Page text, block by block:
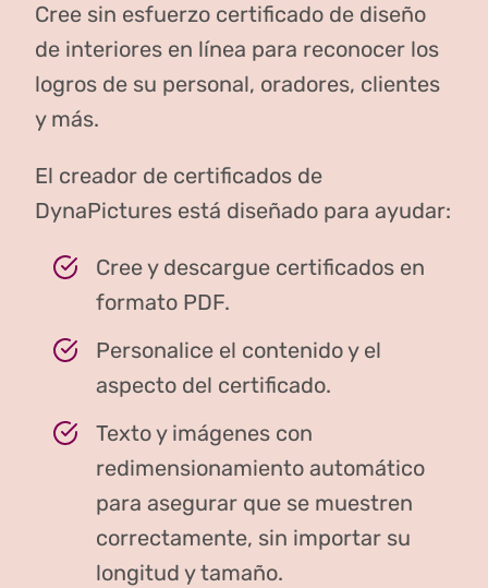
Cree sin esfuerzo certificado de diseño
de interiores en línea para reconocer los
logros de su personal, oradores, clientes
y más.
El creador de certificados de
DynaPictures está diseñado para ayudar:
Cree y descargue certificados en
formato PDF.
Personalice el contenido y el
aspecto del certificado.
Texto y imágenes con
redimensionamiento automático
para asegurar que se muestren
correctamente, sin importar su
longitud y tamaño.